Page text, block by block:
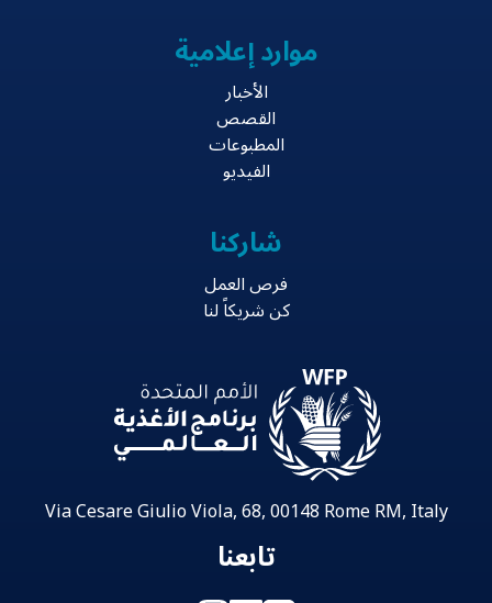
موارد إعلامية
الأخبار
القصص
المطبوعات
الفيديو
شاركنا
فرص العمل
كن شريكاً لنا
Via Cesare Giulio Viola, 68, 00148 Rome RM, Italy
تابعنا